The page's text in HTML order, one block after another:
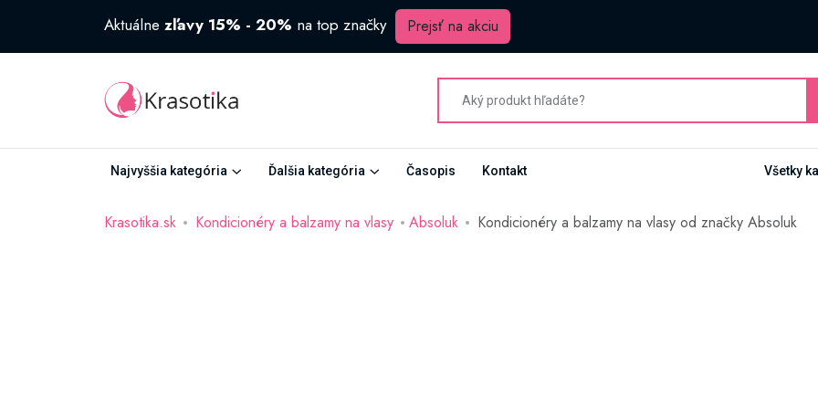
Aktuálne zľavy 15% - 20% na top značky Prejsť na akciu
Najvyššia kategória Ďalšia kategória Časopis Kontakt Všetky
Krasotika.sk Kondicionéry a balzamy na vlasy Absoluk Kondicionéry a balzamy na vlasy od značky Absoluk